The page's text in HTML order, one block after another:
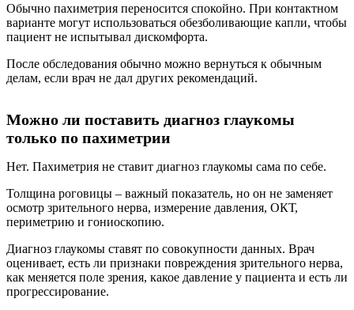
Обычно пахиметрия переносится спокойно. При контактном
варианте могут использоваться обезболивающие капли, чтобы
пациент не испытывал дискомфорта.
После обследования обычно можно вернуться к обычным
делам, если врач не дал других рекомендаций.
Можно ли поставить диагноз глаукомы
только по пахиметрии
Нет. Пахиметрия не ставит диагноз глаукомы сама по себе.
Толщина роговицы – важный показатель, но он не заменяет
осмотр зрительного нерва, измерение давления, ОКТ,
периметрию и гониоскопию.
Диагноз глаукомы ставят по совокупности данных. Врач
оценивает, есть ли признаки повреждения зрительного нерва,
как меняется поле зрения, какое давление у пациента и есть ли
прогрессирование.